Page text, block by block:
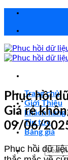
Chuyển
Trang chủ
Giới Thiệu
khách hàng
Tin tức
Bảng giá
Search
Phục hồi
Giá rẻ
09/06/
Phục hồi dữ